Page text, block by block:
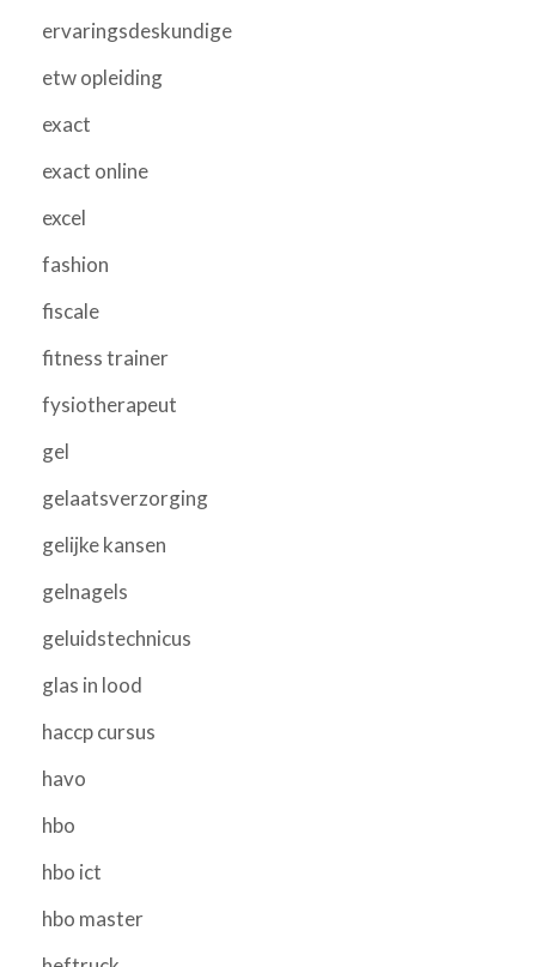
ervaringsdeskundige
etw opleiding
exact
exact online
excel
fashion
fiscale
fitness trainer
fysiotherapeut
gel
gelaatsverzorging
gelijke kansen
gelnagels
geluidstechnicus
glas in lood
haccp cursus
havo
hbo
hbo ict
hbo master